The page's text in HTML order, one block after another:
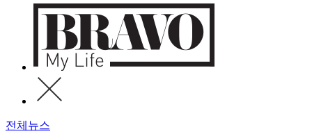
전체뉴스